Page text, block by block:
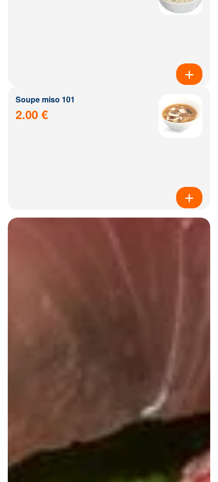
Soupe miso 101
2.00 €